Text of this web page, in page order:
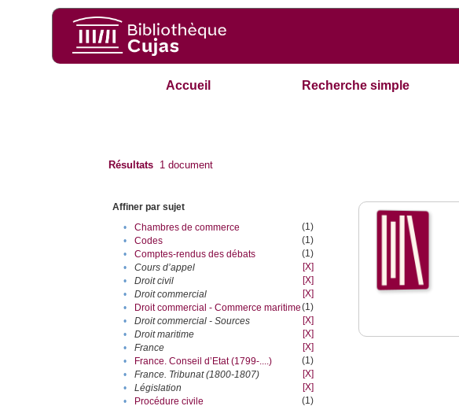
Accueil Recherche simple
Résultats 1 document
Affiner par sujet
•
Chambres de commerce
(1)
•
Codes
(1)
•
Comptes-rendus des débats
(1)
•
Cours d’appel
[X]
•
Droit civil
[X]
•
Droit commercial
[X]
•
Droit commercial - Commerce maritime(1)
•
Droit commercial - Sources
[X]
•
Droit maritime
[X]
•
France
[X]
•
France. Conseil d’Etat (1799-....)
(1)
•
France. Tribunat (1800-1807)
[X]
•
Législation
[X]
•
Procédure civile
(1)